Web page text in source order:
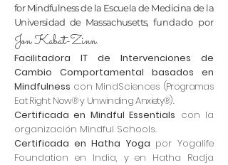
for Mindfulness de la Escuela de Medicina de la
Universidad de Massachusetts, fundado por
Jon Kabat-Zinn.
Facilitadora IT de Intervenciones de
Cambio Comportamental basados en
Mindfulness con MindSciences (Programas
Eat Right Now® y Unwinding Anxiety®).
Certificada en Mindful Essentials con la
organización Mindful Schools.
Certificada en Hatha Yoga por Yogalife
Foundation en India, y en Hatha Radja